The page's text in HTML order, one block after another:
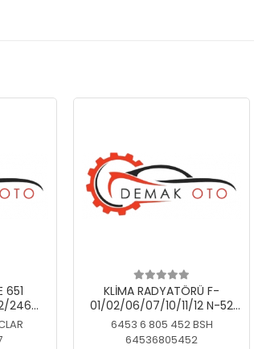
651
246
KLİMA RADYATÖRÜ F-
01/02/06/07/10/11/12 N-52
N/N-53/57/63
6453 6 805 452 BSH
64536805452